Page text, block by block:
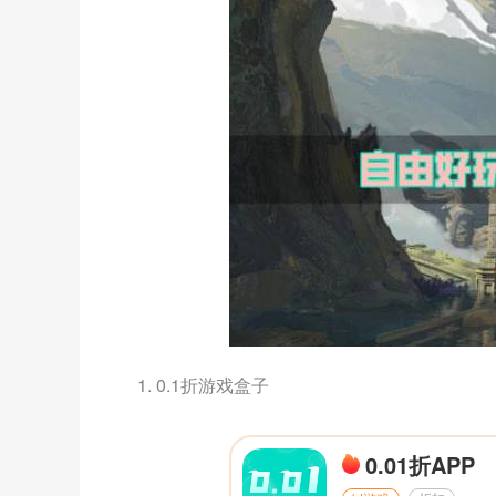
1. 0.1折游戏盒子
0.01折APP